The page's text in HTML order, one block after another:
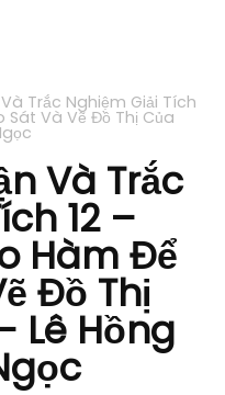
Trắc Nghiệm Giải Tích
Sát Và Vẽ Đồ Thị Của
Và Trắc
12 –
Hàm Để
Đồ Thị
Lê Hồng